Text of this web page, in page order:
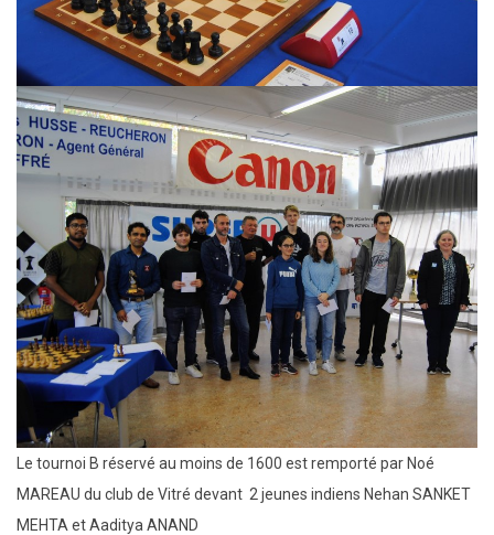
Le tournoi B réservé au moins de 1600 est remporté par Noé
MAREAU du club de Vitré devant 2 jeunes indiens Nehan SANKET
MEHTA et Aaditya ANAND